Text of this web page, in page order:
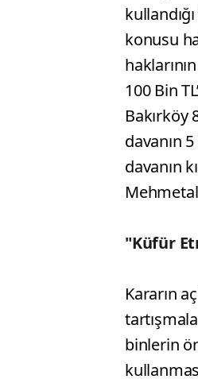
konusu
100 Bin
Bakırköy
davanın
davanın
"Küfür
Kararın
binlerin